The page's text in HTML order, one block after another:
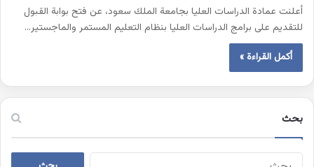
أعلنت عمادة الدراسات العليا بجامعة الملك سعود، عن فتح بوابة القبول
للتقديم على برامج الدراسات العليا بنظام التعليم المستمر والماجستير…
أكمل القراءة »
بحث
البحث